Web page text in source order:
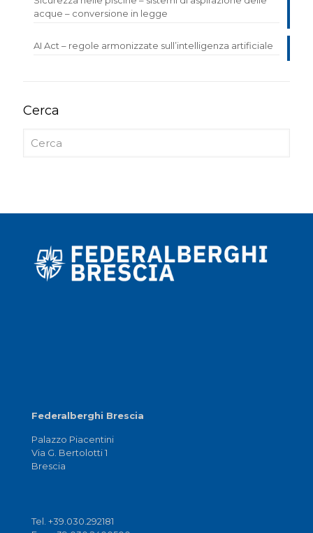
acque – conversione in legge
AI Act – regole armonizzate sull’intelligenza artificiale
Cerca
Federalberghi Brescia
Palazzo Piacentini
Via G. Bertolotti 1
Brescia
Tel. +39.030.292181